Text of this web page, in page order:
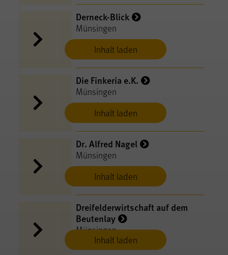
Inhalt laden
Derneck-Blick
Münsingen
Inhalt laden
Die Finkeria e.K.
Münsingen
Inhalt laden
Dr. Alfred Nagel
Münsingen
Inhalt laden
Dreifelderwirtschaft auf dem
Beutenlay
Münsingen